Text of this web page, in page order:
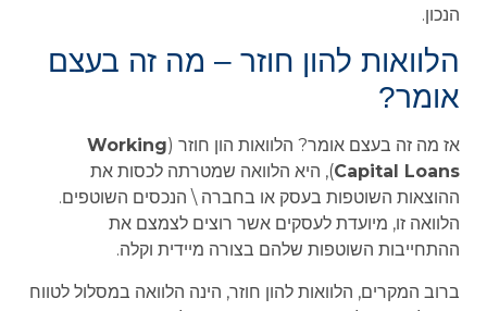
הנכון.
הלוואות להון חוזר – מה זה בעצם
אומר?
אז מה זה בעצם אומר? הלוואות הון חוזר (Working
Capital Loans), היא הלוואה שמטרתה לכסות את
ההוצאות השוטפות בעסק או בחברה \ הנכסים השוטפים.
הלוואה זו, מיועדת לעסקים אשר רוצים לצמצם את
ההתחייבות השוטפות שלהם בצורה מיידית וקלה.
ברוב המקרים, הלוואות להון חוזר, הינה הלוואה במסלול לטווח